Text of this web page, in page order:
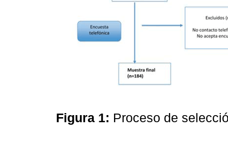
Figura 1: Proceso de